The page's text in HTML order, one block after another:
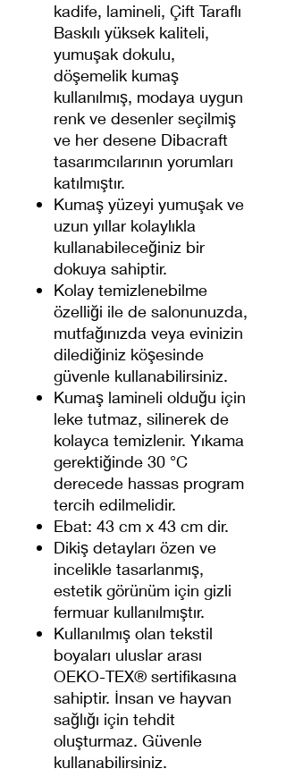
kadife, lamineli, Çift Taraflı
Baskılı yüksek kaliteli,
yumuşak dokulu,
döşemelik kumaş
kullanılmış, modaya uygun
renk ve desenler seçilmiş
ve her desene Dibacraft
tasarımcılarının yorumları
katılmıştır.
Kumaş yüzeyi yumuşak ve
uzun yıllar kolaylıkla
kullanabileceğiniz bir
dokuya sahiptir.
Kolay temizlenebilme
özelliği ile de salonunuzda,
mutfağınızda veya evinizin
dilediğiniz köşesinde
güvenle kullanabilirsiniz.
Kumaş lamineli olduğu için
leke tutmaz, silinerek de
kolayca temizlenir. Yıkama
gerektiğinde 30 °C
derecede hassas program
tercih edilmelidir.
Ebat: 43 cm x 43 cm dir.
Dikiş detayları özen ve
incelikle tasarlanmış,
estetik görünüm için gizli
fermuar kullanılmıştır.
Kullanılmış olan tekstil
boyaları uluslar arası
OEKO-TEX® sertifikasına
sahiptir. İnsan ve hayvan
sağlığı için tehdit
oluşturmaz. Güvenle
kullanabilirsiniz.